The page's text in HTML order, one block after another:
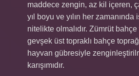
maddece zengin, az kil içeren,
yıl boyu ve yılın her
nitelikte olmalıdır. Zümrüt bahçe
gevşek üst topraklı bahçe
hayvan gübresiyle
karışımıdır.